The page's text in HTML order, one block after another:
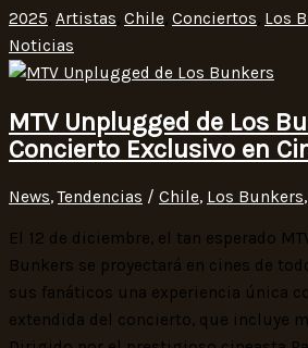
2025, Artistas, Chile, Conciertos, Los
Noticias
MTV Unplugged de Los
Concierto Exclusivo en
News,Tendencias / Chile, Los Bunkers,
El 12 de diciembre, el tan esperado
Bunkers se proyectará en cines de
sus fanáticos una experiencia única
extendida del concierto, que incluye